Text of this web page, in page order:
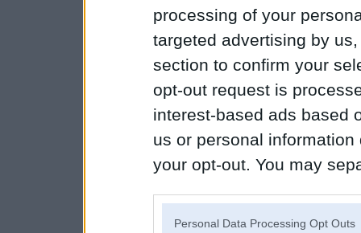
processing of your
targeted advertising by
section to confirm your
opt-out request is
interest-based ads based
us or personal
your opt-out. You may
Personal Data Processing Opt Outs